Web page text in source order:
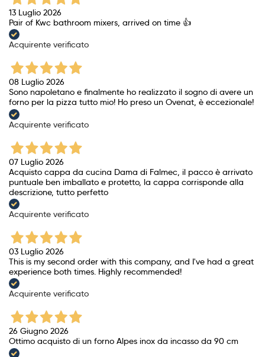
13 Luglio 2026
Pair of Kwc bathroom mixers, arrived on time 👍
Acquirente verificato
08 Luglio 2026
Sono napoletano e finalmente ho realizzato il sogno di avere un
forno per la pizza tutto mio! Ho preso un Ovenat, è eccezionale!
Acquirente verificato
07 Luglio 2026
Acquisto cappa da cucina Dama di Falmec, il pacco è arrivato
puntuale ben imballato e protetto, la cappa corrisponde alla
descrizione, tutto perfetto
Acquirente verificato
03 Luglio 2026
This is my second order with this company, and I've had a great
experience both times. Highly recommended!
Acquirente verificato
26 Giugno 2026
Ottimo acquisto di un forno Alpes inox da incasso da 90 cm